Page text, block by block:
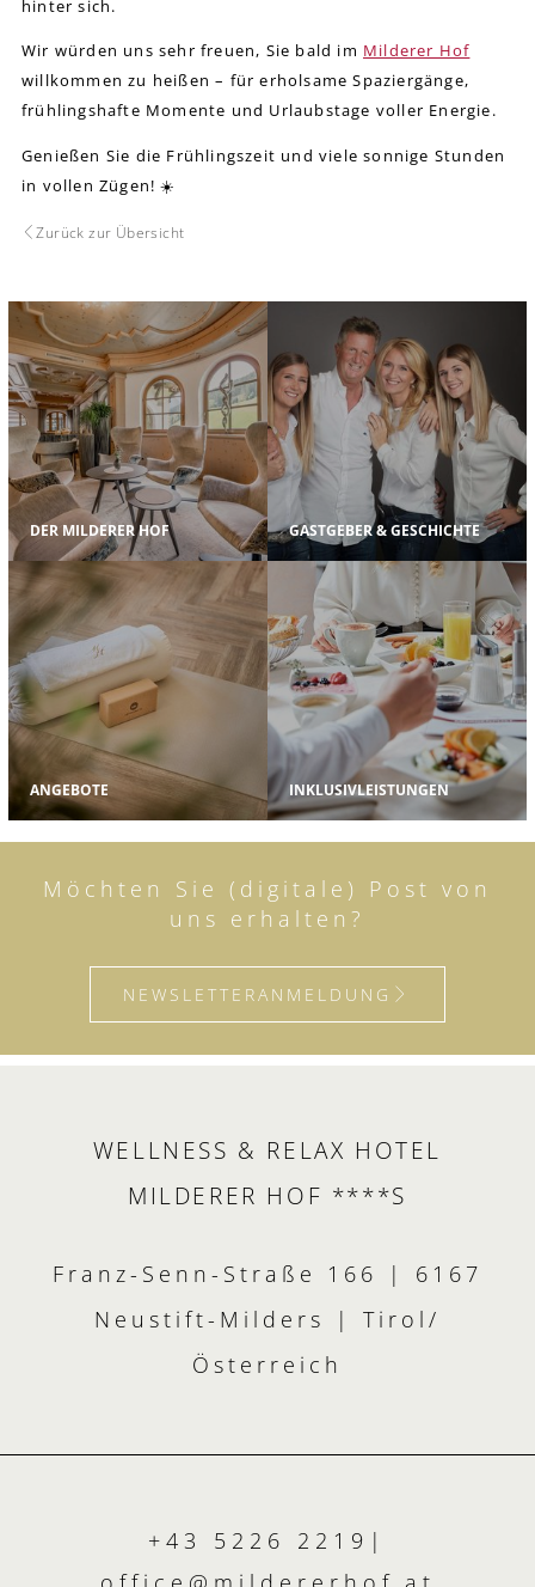
hinter sich.
Wir würden uns sehr freuen, Sie bald im Milderer Hof
willkommen zu heißen – für erholsame Spaziergänge,
frühlingshafte Momente und Urlaubstage voller Energie.
Genießen Sie die Frühlingszeit und viele sonnige Stunden
in vollen Zügen! ☀️
Zurück zur Übersicht
DER MILDERER HOF GASTGEBER & GESCHICHTE
ANGEBOTE INKLUSIVLEISTUNGEN
Möchten Sie (digitale) Post von
uns erhalten?
NEWSLETTERANMELDUNG
WELLNESS & RELAX HOTEL
MILDERER HOF ****S
Franz-Senn-Straße 166 | 6167
Neustift-Milders | Tirol/
Österreich
+43 5226 2219 |